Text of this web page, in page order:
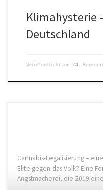
Klimahysterie
Deutschland
Veröffentlicht am 24.
Cannabis-Legalisierung –
Elite gegen das Volk? Eine
Angstmacherei, die 2019